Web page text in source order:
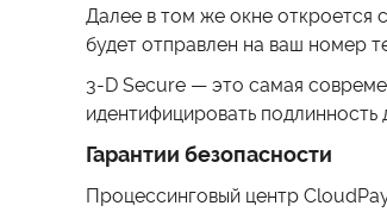
Далее в том же окне откроется
будет отправлен на ваш номер
3-D Secure — это самая
идентифицировать
Гарантии безопасности
Процессинговый центр